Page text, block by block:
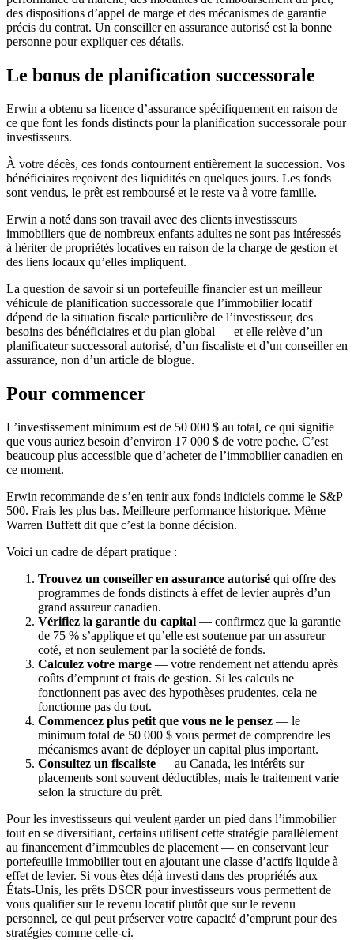
des dispositions d’appel de marge et des mécanismes de garantie
précis du contrat. Un conseiller en assurance autorisé est la bonne
personne pour expliquer ces détails.
Le bonus de planification successorale
Erwin a obtenu sa licence d’assurance spécifiquement en raison de
ce que font les fonds distincts pour la planification successorale pour
investisseurs.
À votre décès, ces fonds contournent entièrement la succession. Vos
bénéficiaires reçoivent des liquidités en quelques jours. Les fonds
sont vendus, le prêt est remboursé et le reste va à votre famille.
Erwin a noté dans son travail avec des clients investisseurs
immobiliers que de nombreux enfants adultes ne sont pas intéressés
à hériter de propriétés locatives en raison de la charge de gestion et
des liens locaux qu’elles impliquent.
La question de savoir si un portefeuille financier est un meilleur
véhicule de planification successorale que l’immobilier locatif
dépend de la situation fiscale particulière de l’investisseur, des
besoins des bénéficiaires et du plan global — et elle relève d’un
planificateur successoral autorisé, d’un fiscaliste et d’un conseiller en
assurance, non d’un article de blogue.
Pour commencer
L’investissement minimum est de 50 000 $ au total, ce qui signifie
que vous auriez besoin d’environ 17 000 $ de votre poche. C’est
beaucoup plus accessible que d’acheter de l’immobilier canadien en
ce moment.
Erwin recommande de s’en tenir aux fonds indiciels comme le S&P
500. Frais les plus bas. Meilleure performance historique. Même
Warren Buffett dit que c’est la bonne décision.
Voici un cadre de départ pratique :
Trouvez un conseiller en assurance autorisé qui offre des
programmes de fonds distincts à effet de levier auprès d’un
grand assureur canadien.
Vérifiez la garantie du capital — confirmez que la garantie
de 75 % s’applique et qu’elle est soutenue par un assureur
coté, et non seulement par la société de fonds.
Calculez votre marge — votre rendement net attendu après
coûts d’emprunt et frais de gestion. Si les calculs ne
fonctionnent pas avec des hypothèses prudentes, cela ne
fonctionne pas du tout.
Commencez plus petit que vous ne le pensez — le
minimum total de 50 000 $ vous permet de comprendre les
mécanismes avant de déployer un capital plus important.
Consultez un fiscaliste — au Canada, les intérêts sur
placements sont souvent déductibles, mais le traitement varie
selon la structure du prêt.
Pour les investisseurs qui veulent garder un pied dans l’immobilier
tout en se diversifiant, certains utilisent cette stratégie parallèlement
au financement d’immeubles de placement — en conservant leur
portefeuille immobilier tout en ajoutant une classe d’actifs liquide à
effet de levier. Si vous êtes déjà investi dans des propriétés aux
États-Unis, les prêts DSCR pour investisseurs vous permettent de
vous qualifier sur le revenu locatif plutôt que sur le revenu
personnel, ce qui peut préserver votre capacité d’emprunt pour des
stratégies comme celle-ci.